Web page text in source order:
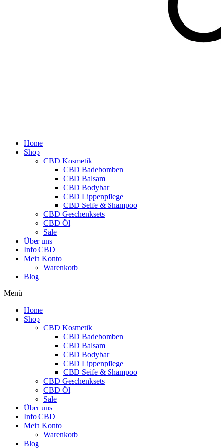
Home
Shop
CBD Kosmetik
CBD Badebomben
CBD Balsam
CBD Bodybar
CBD Lippenpflege
CBD Seife & Shampoo
CBD Geschenksets
CBD Öl
Sale
Über uns
Info CBD
Mein Konto
Warenkorb
Blog
Menü
Home
Shop
CBD Kosmetik
CBD Badebomben
CBD Balsam
CBD Bodybar
CBD Lippenpflege
CBD Seife & Shampoo
CBD Geschenksets
CBD Öl
Sale
Über uns
Info CBD
Mein Konto
Warenkorb
Blog